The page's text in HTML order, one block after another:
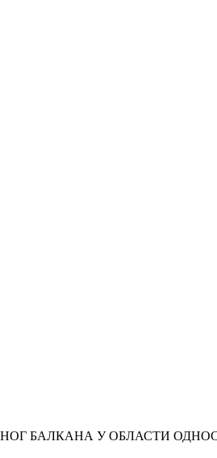
БАЛКАНА У ОБЛАСТИ